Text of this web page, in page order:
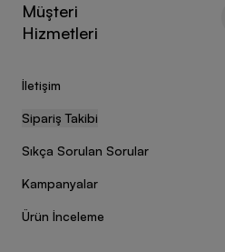
Müşteri
Hizmetleri
İletişim
Sipariş Takibi
Sıkça Sorulan Sorular
Kampanyalar
Ürün İnceleme